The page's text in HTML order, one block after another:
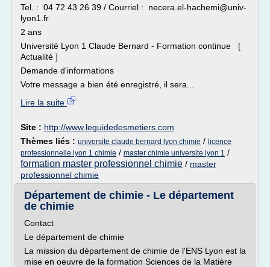
Tel. : 04 72 43 26 39 / Courriel : necera.el-hachemi@univ-
lyon1.fr
2 ans
Université Lyon 1 Claude Bernard - Formation continue [
Actualité ]
Demande d'informations
Votre message a bien été enregistré, il sera...
Lire la suite
Site : http://www.leguidedesmetiers.com
Thèmes liés : universite claude bernard lyon chimie / licence
professionnelle lyon 1 chimie / master chimie universite lyon 1 /
formation master professionnel chimie / master
professionnel chimie
Département de chimie - Le département
de chimie
Contact
Le département de chimie
La mission du département de chimie de l'ENS Lyon est la
mise en oeuvre de la formation Sciences de la Matière